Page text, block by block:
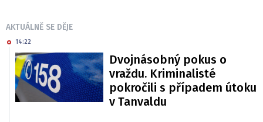
AKTUÁLNĚ SE DĚJE
14:22
Dvojnásobný pokus o
vraždu. Kriminalisté
pokročili s případem útoku
v Tanvaldu